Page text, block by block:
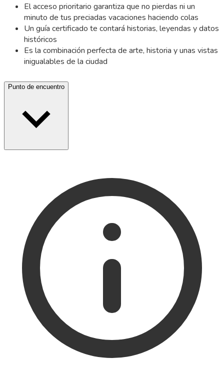
El acceso prioritario garantiza que no pierdas ni un
minuto de tus preciadas vacaciones haciendo colas
Un guía certificado te contará historias, leyendas y datos
históricos
Es la combinación perfecta de arte, historia y unas vistas
inigualables de la ciudad
Punto de encuentro